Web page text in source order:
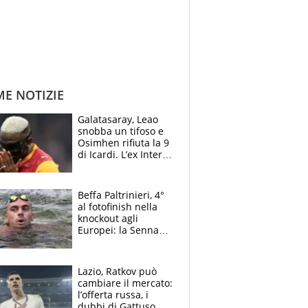
NOTIZIE
Galatasaray, Leao
snobba un tifoso e
Osimhen rifiuta la 9
di Icardi. L’ex Inter
Beffa Paltrinieri, 4°
al fotofinish nella
knockout agli
Europei: la Senna
Lazio, Ratkov può
cambiare il mercato:
l’offerta russa, i